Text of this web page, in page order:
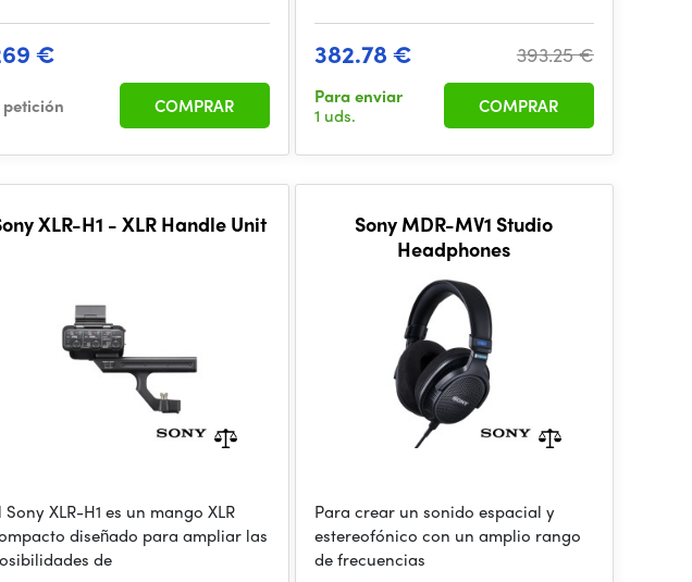
€
COMPRAR
382.78 € 393.25 €
Para enviar
1 uds.
COMPRAR
XLR-H1 - XLR Handle Unit
Sony XLR-H1 es un mango XLR
diseñado para ampliar las
de
Sony MDR-MV1 Studio
Headphones
Para crear un sonido espacial y
estereofónico con un amplio rango
de frecuencias